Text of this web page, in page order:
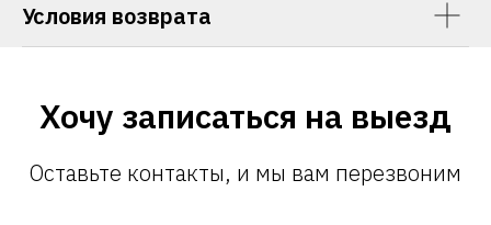
Условия возврата
Хочу записаться на выезд
Оставьте контакты, и мы вам перезвоним